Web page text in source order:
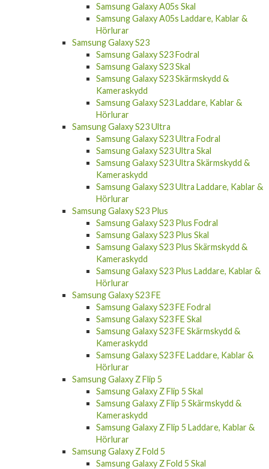
Samsung Galaxy A05s Skal
Samsung Galaxy A05s Laddare, Kablar &
Hörlurar
Samsung Galaxy S23
Samsung Galaxy S23 Fodral
Samsung Galaxy S23 Skal
Samsung Galaxy S23 Skärmskydd &
Kameraskydd
Samsung Galaxy S23 Laddare, Kablar &
Hörlurar
Samsung Galaxy S23 Ultra
Samsung Galaxy S23 Ultra Fodral
Samsung Galaxy S23 Ultra Skal
Samsung Galaxy S23 Ultra Skärmskydd &
Kameraskydd
Samsung Galaxy S23 Ultra Laddare, Kablar &
Hörlurar
Samsung Galaxy S23 Plus
Samsung Galaxy S23 Plus Fodral
Samsung Galaxy S23 Plus Skal
Samsung Galaxy S23 Plus Skärmskydd &
Kameraskydd
Samsung Galaxy S23 Plus Laddare, Kablar &
Hörlurar
Samsung Galaxy S23 FE
Samsung Galaxy S23 FE Fodral
Samsung Galaxy S23 FE Skal
Samsung Galaxy S23 FE Skärmskydd &
Kameraskydd
Samsung Galaxy S23 FE Laddare, Kablar &
Hörlurar
Samsung Galaxy Z Flip 5
Samsung Galaxy Z Flip 5 Skal
Samsung Galaxy Z Flip 5 Skärmskydd &
Kameraskydd
Samsung Galaxy Z Flip 5 Laddare, Kablar &
Hörlurar
Samsung Galaxy Z Fold 5
Samsung Galaxy Z Fold 5 Skal